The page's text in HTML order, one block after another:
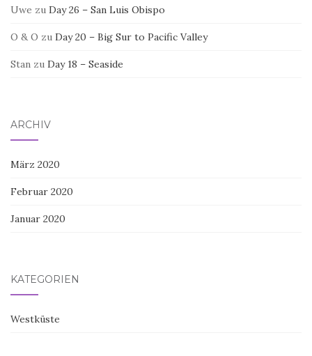
Uwe zu Day 26 – San Luis Obispo
O & O zu Day 20 – Big Sur to Pacific Valley
Stan zu Day 18 – Seaside
ARCHIV
März 2020
Februar 2020
Januar 2020
KATEGORIEN
Westküste